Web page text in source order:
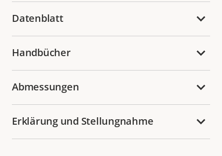
Datenblatt
Handbücher
Abmessungen
Erklärung und Stellungnahme